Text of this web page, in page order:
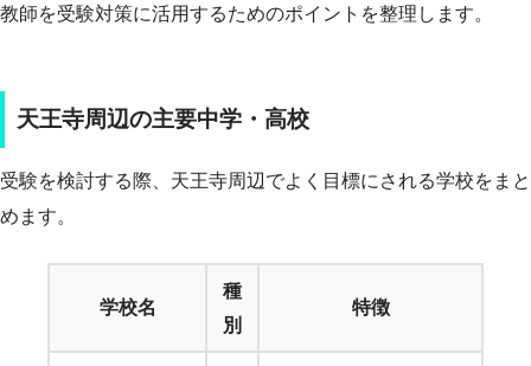
教師を受験対策に活用するためのポイントを整理します。
天王寺周辺の主要中学・高校
受験を検討する際、天王寺周辺でよく目標にされる学校をまと
めます。
学校名
種
別
特徴